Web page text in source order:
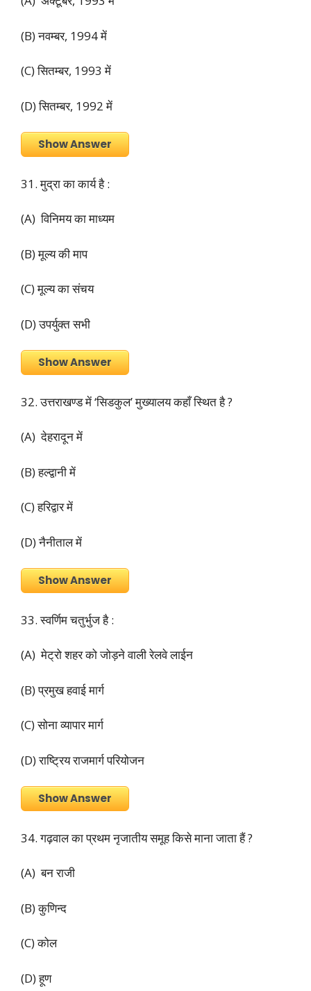
(B) नवम्बर, 1994 में
(C) सितम्बर, 1993 में
(D) सितम्बर, 1992 में
Show Answer
31. मुद्रा का कार्य है :
(A) विनिमय का माध्यम
(B) मूल्य की माप
(C) मूल्य का संचय
(D) उपर्युक्त सभी
Show Answer
32. उत्तराखण्ड में ‘सिडकुल’ मुख्यालय कहाँ स्थित है ?
(A) देहरादून में
(B) हल्द्वानी में
(C) हरिद्वार में
(D) नैनीताल में
Show Answer
33. स्वर्णिम चतुर्भुज है :
(A) मेट्रो शहर को जोड़ने वाली रेलवे लाईन
(B) प्रमुख हवाई मार्ग
(C) सोना व्यापार मार्ग
(D) राष्ट्रिय राजमार्ग परियोजन
Show Answer
34. गढ़वाल का प्रथम नृजातीय समूह किसे माना जाता हैं ?
(A) बन राजी
(B) कुणिन्द
(C) कोल
(D) हूण